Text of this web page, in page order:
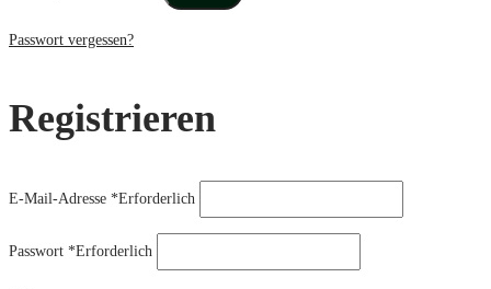
Passwort vergessen?
Registrieren
E-Mail-Adresse *Erforderlich
Passwort *Erforderlich